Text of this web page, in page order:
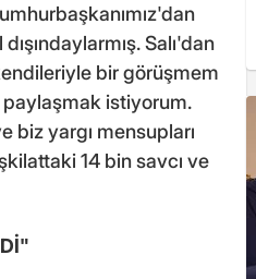
Salı'dan
bir görüşmem
istiyorum.
biz yargı mensupları
14 bin savcı ve